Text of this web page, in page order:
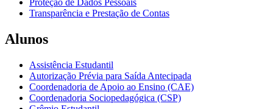
Transparência e Prestação de Contas
Alunos
Assistência Estudantil
Autorização Prévia para Saída Antecipada
Coordenadoria de Apoio ao Ensino (CAE)
Coordenadoria Sociopedagógica (CSP)